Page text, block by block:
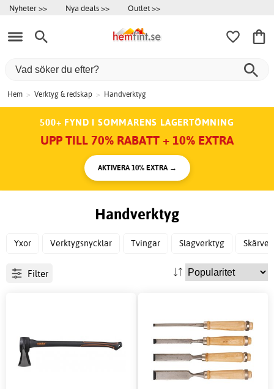
Nyheter >> Nya deals >> Outlet >>
Hem > Verktyg & redskap > Handverktyg
500+ FYND I SOMMARENS LAGERTÖMNING
UPP TILL 70% RABATT + 10% EXTRA
AKTIVERA 10% EXTRA →
Handverktyg
Yxor Verktygsnycklar Tvingar Slagverktyg
Filter